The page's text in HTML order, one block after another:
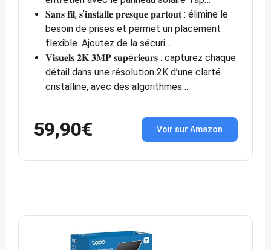
𝐒𝐚𝐧𝐬 𝐟𝐢𝐥, 𝐬’𝐢𝐧𝐬𝐭𝐚𝐥𝐥𝐞 𝐩𝐫𝐞𝐬𝐪𝐮𝐞 𝐩𝐚𝐫𝐭𝐨𝐮𝐭 : élimine le
besoin de prises et permet un placement
flexible. Ajoutez de la sécuri…
𝐕𝐢𝐬𝐮𝐞𝐥𝐬 𝟐𝐊 𝟑𝐌𝐏 𝐬𝐮𝐩é𝐫𝐢𝐞𝐮𝐫𝐬 : capturez chaque
détail dans une résolution 2K d’une clarté
cristalline, avec des algorithmes…
59,90€ Voir sur Amazon